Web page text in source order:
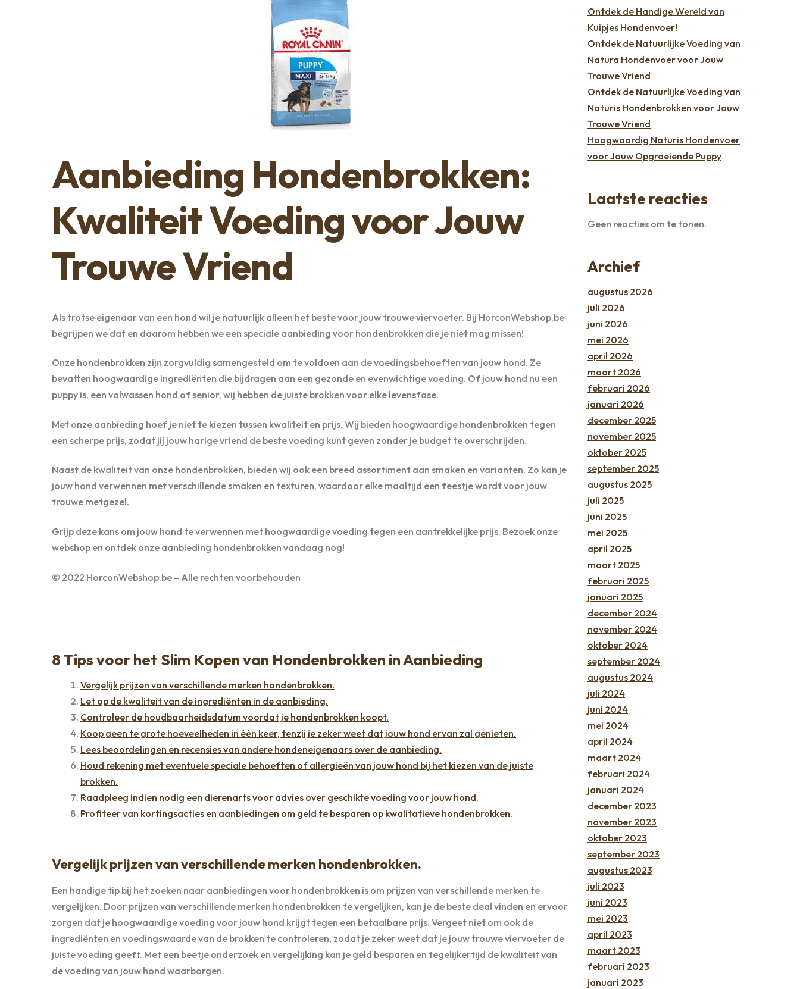
Aanbieding Hondenbrokken:
Kwaliteit Voeding voor Jouw
Trouwe Vriend
Als trotse eigenaar van een hond wil je natuurlijk alleen het beste voor jouw trouwe viervoeter. Bij HorconWebshop.be
begrijpen we dat en daarom hebben we een speciale aanbieding voor hondenbrokken die je niet mag missen!
Onze hondenbrokken zijn zorgvuldig samengesteld om te voldoen aan de voedingsbehoeften van jouw hond. Ze
bevatten hoogwaardige ingrediënten die bijdragen aan een gezonde en evenwichtige voeding. Of jouw hond nu een
puppy is, een volwassen hond of senior, wij hebben de juiste brokken voor elke levensfase.
Met onze aanbieding hoef je niet te kiezen tussen kwaliteit en prijs. Wij bieden hoogwaardige hondenbrokken tegen
een scherpe prijs, zodat jij jouw harige vriend de beste voeding kunt geven zonder je budget te overschrijden.
Naast de kwaliteit van onze hondenbrokken, bieden wij ook een breed assortiment aan smaken en varianten. Zo kan je
jouw hond verwennen met verschillende smaken en texturen, waardoor elke maaltijd een feestje wordt voor jouw
trouwe metgezel.
Grijp deze kans om jouw hond te verwennen met hoogwaardige voeding tegen een aantrekkelijke prijs. Bezoek onze
webshop en ontdek onze aanbieding hondenbrokken vandaag nog!
© 2022 HorconWebshop.be – Alle rechten voorbehouden
8 Tips voor het Slim Kopen van Hondenbrokken in Aanbieding
Vergelijk prijzen van verschillende merken hondenbrokken.
Let op de kwaliteit van de ingrediënten in de aanbieding.
Controleer de houdbaarheidsdatum voordat je hondenbrokken koopt.
Koop geen te grote hoeveelheden in één keer, tenzij je zeker weet dat jouw hond ervan zal genieten.
Lees beoordelingen en recensies van andere hondeneigenaars over de aanbieding.
Houd rekening met eventuele speciale behoeften of allergieën van jouw hond bij het kiezen van de juiste
brokken.
Raadpleeg indien nodig een dierenarts voor advies over geschikte voeding voor jouw hond.
Profiteer van kortingsacties en aanbiedingen om geld te besparen op kwalitatieve hondenbrokken.
Vergelijk prijzen van verschillende merken hondenbrokken.
Een handige tip bij het zoeken naar aanbiedingen voor hondenbrokken is om prijzen van verschillende merken te
vergelijken. Door prijzen van verschillende merken hondenbrokken te vergelijken, kan je de beste deal vinden en ervoor
zorgen dat je hoogwaardige voeding voor jouw hond krijgt tegen een betaalbare prijs. Vergeet niet om ook de
ingrediënten en voedingswaarde van de brokken te controleren, zodat je zeker weet dat je jouw trouwe viervoeter de
juiste voeding geeft. Met een beetje onderzoek en vergelijking kan je geld besparen en tegelijkertijd de kwaliteit van
de voeding van jouw hond waarborgen.
Ontdek de Handige Wereld van
Kuipjes Hondenvoer!
Ontdek de Natuurlijke Voeding van
Natura Hondenvoer voor Jouw
Trouwe Vriend
Ontdek de Natuurlijke Voeding van
Naturis Hondenbrokken voor Jouw
Trouwe Vriend
Hoogwaardig Naturis Hondenvoer
voor Jouw Opgroeiende Puppy
Laatste reacties
Geen reacties om te tonen.
Archief
augustus 2026
juli 2026
juni 2026
mei 2026
april 2026
maart 2026
februari 2026
januari 2026
december 2025
november 2025
oktober 2025
september 2025
augustus 2025
juli 2025
juni 2025
mei 2025
april 2025
maart 2025
februari 2025
januari 2025
december 2024
november 2024
oktober 2024
september 2024
augustus 2024
juli 2024
juni 2024
mei 2024
april 2024
maart 2024
februari 2024
januari 2024
december 2023
november 2023
oktober 2023
september 2023
augustus 2023
juli 2023
juni 2023
mei 2023
april 2023
maart 2023
februari 2023
januari 2023